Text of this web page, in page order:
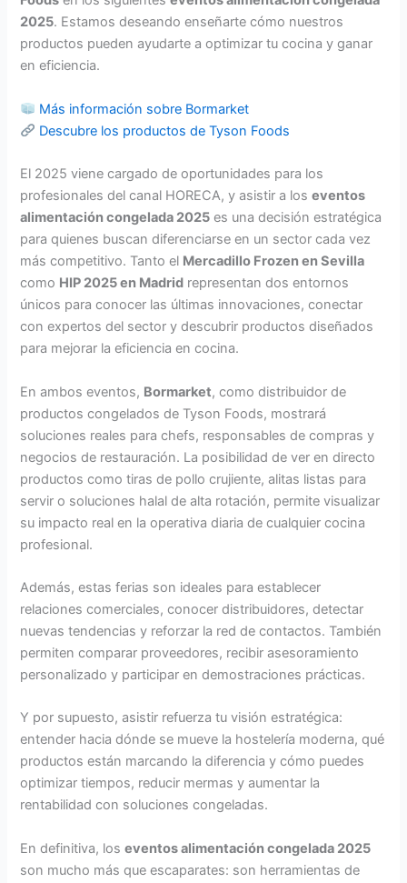
2025. Estamos deseando enseñarte cómo nuestros
productos pueden ayudarte a optimizar tu cocina y ganar
en eficiencia.
Más información sobre Bormarket
Descubre los productos de Tyson Foods
El 2025 viene cargado de oportunidades para los
profesionales del canal HORECA, y asistir a loseventos
alimentación congelada 2025 es una decisión estratégica
para quienes buscan diferenciarse en un sector cada vez
más competitivo. Tanto el Mercadillo Frozen en Sevilla
como HIP 2025 en Madrid representan dos entornos
únicos para conocer las últimas innovaciones, conectar
con expertos del sector y descubrir productos diseñados
para mejorar la eficiencia en cocina.
En ambos eventos, Bormarket, como distribuidor de
productos congelados de Tyson Foods, mostrará
soluciones reales para chefs, responsables de compras y
negocios de restauración. La posibilidad de ver en directo
productos como tiras de pollo crujiente, alitas listas para
servir o soluciones halal de alta rotación, permite visualizar
su impacto real en la operativa diaria de cualquier cocina
profesional.
Además, estas ferias son ideales para establecer
relaciones comerciales, conocer distribuidores, detectar
nuevas tendencias y reforzar la red de contactos. También
permiten comparar proveedores, recibir asesoramiento
personalizado y participar en demostraciones prácticas.
Y por supuesto, asistir refuerza tu visión estratégica:
entender hacia dónde se mueve la hostelería moderna, qué
productos están marcando la diferencia y cómo puedes
optimizar tiempos, reducir mermas y aumentar la
rentabilidad con soluciones congeladas.
En definitiva, loseventos alimentación congelada 2025
son mucho más que escaparates: son herramientas de